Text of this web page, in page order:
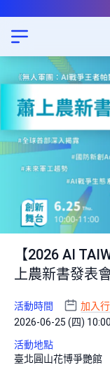
【2026 AI
上農新書發表
活動時間
加入
2026-06-25 (四)
活動地點
臺北圓山花博爭艷館